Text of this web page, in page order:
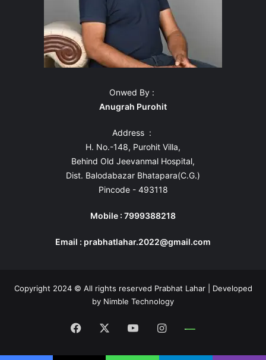
Onwed By :
Anugrah Purohit
Address :
H. No.-148, Purohit Villa,
Behind Old Jeevanmal Hospital,
Dist. Balodabazar Bhatapara(C.G.)
Pincode - 493118
Mobile : 7999388218
Email : prabhatlahar.2022@gmail.com
Copyright 2024 © All rights reserved Prabhat Lahar | Developed
by Nimble Technology
Facebook YouTubeInstagram